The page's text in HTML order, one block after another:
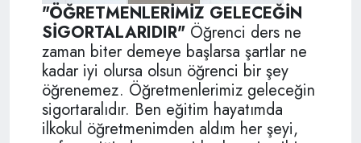
"ÖĞRETMENLERİMİZ GELECEĞİN
SİGORTALARIDIR" Öğrenci ders ne
zaman biter demeye başlarsa şartlar ne
kadar iyi olursa olsun öğrenci bir şey
öğrenemez. Öğretmenlerimiz geleceğin
sigortaralıdır. Ben eğitim hayatımda
ilkokul öğretmenimden aldım her şeyi,